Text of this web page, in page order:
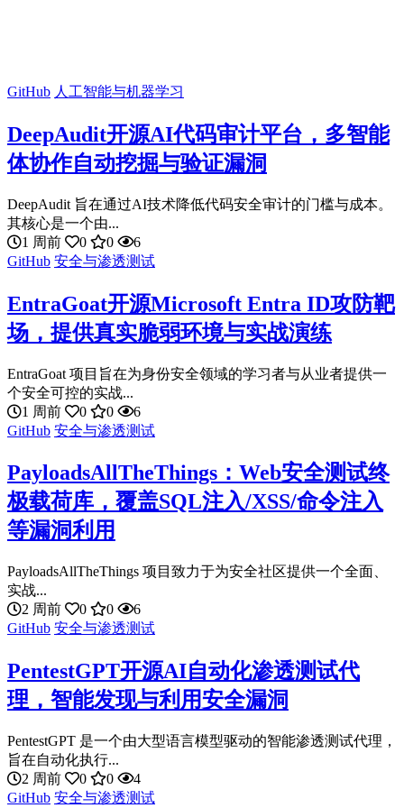
GitHub 人工智能与机器学习
DeepAudit开源AI代码审计平台，多智能
体协作自动挖掘与验证漏洞
DeepAudit 旨在通过AI技术降低代码安全审计的门槛与成本。
其核心是一个由...
1 周前
0 0
6
GitHub 安全与渗透测试
EntraGoat开源Microsoft Entra ID攻防靶
场，提供真实脆弱环境与实战演练
EntraGoat 项目旨在为身份安全领域的学习者与从业者提供一
个安全可控的实战...
1 周前
0 0
6
GitHub 安全与渗透测试
PayloadsAllTheThings：Web安全测试终
极载荷库，覆盖SQL注入/XSS/命令注入
等漏洞利用
PayloadsAllTheThings 项目致力于为安全社区提供一个全面、
实战...
2 周前
0 0
6
GitHub 安全与渗透测试
PentestGPT开源AI自动化渗透测试代
理，智能发现与利用安全漏洞
PentestGPT 是一个由大型语言模型驱动的智能渗透测试代理，
旨在自动化执行...
2 周前
0 0
4
GitHub 安全与渗透测试